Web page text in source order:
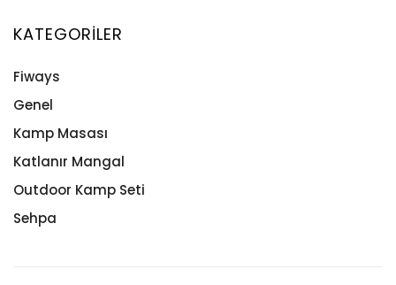
KATEGORILER
Fiways
Genel
Kamp Masası
Katlanır Mangal
Outdoor Kamp Seti
Sehpa